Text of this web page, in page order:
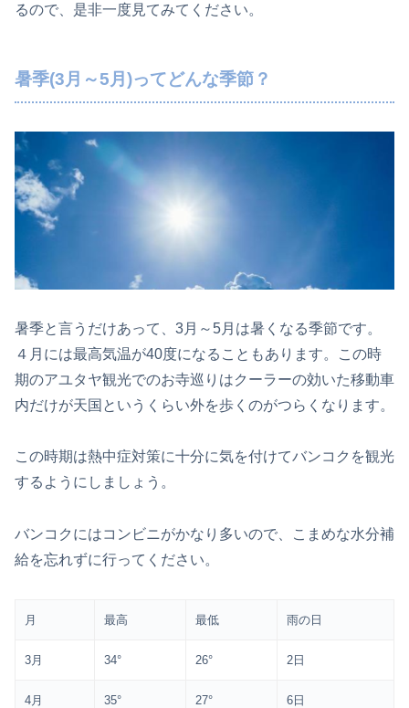
るので、是非一度見てみてください。
暑季(3月～5月)ってどんな季節？
暑季と言うだけあって、3月～5月は暑くなる季節です。
４月には最高気温が40度になることもあります。この時
期のアユタヤ観光でのお寺巡りはクーラーの効いた移動車
内だけが天国というくらい外を歩くのがつらくなります。
この時期は熱中症対策に十分に気を付けてバンコクを観光
するようにしましょう。
バンコクにはコンビニがかなり多いので、こまめな水分補
給を忘れずに行ってください。
月 最高 最低 雨の日
3月 34° 26° 2日
4月 35° 27° 6日